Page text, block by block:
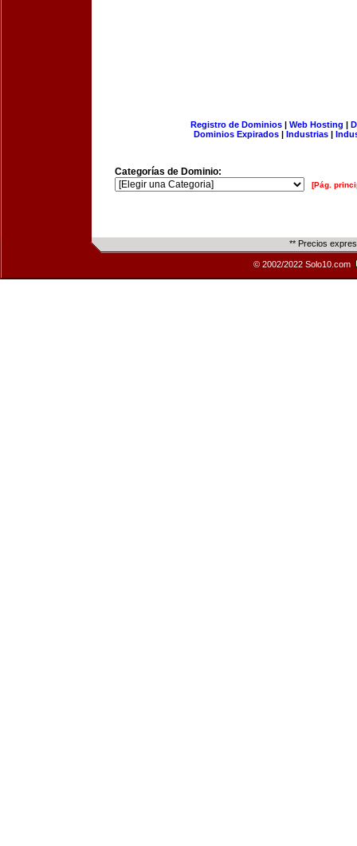
Registro de Dominios| Web Hosting |
Dominios Expirados | Industrias |
Categorías de Dominio:
[Pág.
** Precios
© 2002/2022 Solo10.com